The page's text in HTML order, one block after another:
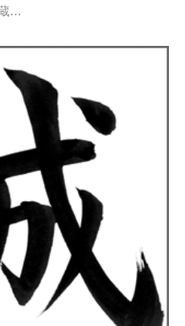
…